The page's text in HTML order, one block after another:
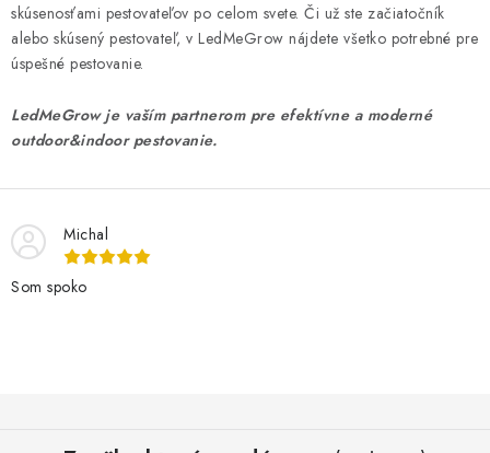
skúsenosťami pestovateľov po celom svete. Či už ste začiatočník
alebo skúsený pestovateľ, v LedMeGrow nájdete všetko potrebné pre
úspešné pestovanie.
LedMeGrow je vaším partnerom pre efektívne a moderné
outdoor&indoor pestovanie.
Michal
Som spoko